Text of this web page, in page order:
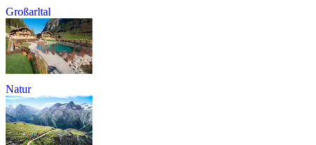
Großarltal
Natur